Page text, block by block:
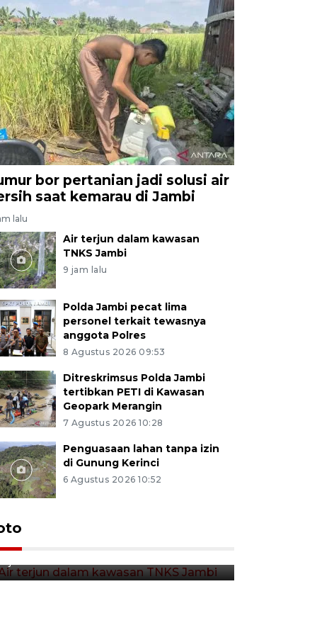
bor pertanian jadi solusi air
saat kemarau di Jambi
lalu
Air terjun dalam kawasan
TNKS Jambi
9 jam lalu
Polda Jambi pecat lima
personel terkait tewasnya
anggota Polres
8 Agustus 2026 09:53
Ditreskrimsus Polda Jambi
tertibkan PETI di Kawasan
Geopark Merangin
7 Agustus 2026 10:28
Penguasaan lahan tanpa izin
di Gunung Kerinci
6 Agustus 2026 10:52
Air terjun dalam kawasan
TNKS Jambi